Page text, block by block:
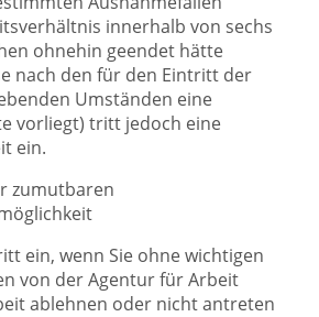
innerhalb von sechs
ohnehin geendet hätte
nach den für den Eintritt der
Umständen eine
vorliegt) tritt jedoch eine
ein.
zumutbaren
ein, wenn Sie ohne wichtigen
von der Agentur für Arbeit
ablehnen oder nicht antreten